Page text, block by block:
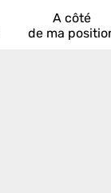
A côté
de ma